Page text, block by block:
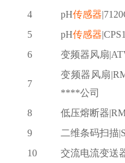
4
pH传感器
5
pH传感器
6
变频器风扇
7
变频器风扇
****公司
8
低压熔断器
9
二维条码扫描
10
交流电流变送